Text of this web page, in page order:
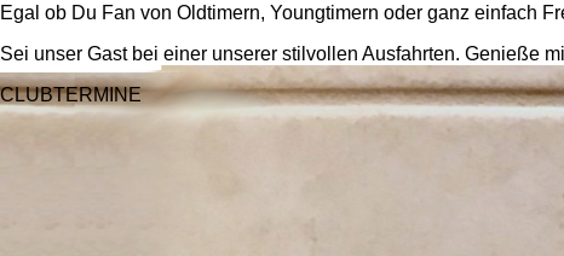
Egal ob Du Fan von Oldtimern, Youngtimern oder ganz einfach
Sei unser Gast bei einer unserer stilvollen Ausfahrten. Genieße
CLUBTERMINE